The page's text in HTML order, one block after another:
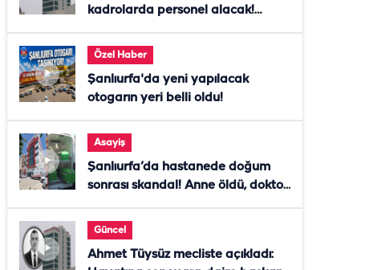
kadrolarda personel alacak!
Özel Haber
Şanlıurfa'da yeni yapılacak
otogarın yeri belli oldu!
Asayiş
Şanlıurfa’da hastanede doğum
sonrası skandal! Anne öldü, doktor
Güncel
Ahmet Tüysüz mecliste açıkladı: